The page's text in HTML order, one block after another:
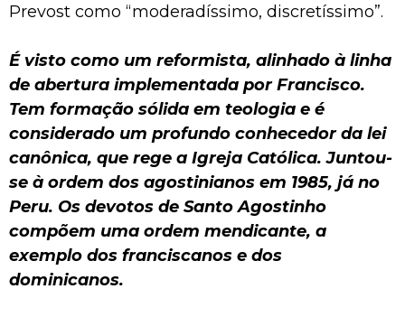
Prevost como “moderadíssimo, discretíssimo”.
É visto como um reformista, alinhado à linha
de abertura implementada por Francisco.
Tem formação sólida em teologia e é
considerado um profundo conhecedor da lei
canônica, que rege a Igreja Católica. Juntou-
se à ordem dos agostinianos em 1985, já no
Peru. Os devotos de Santo Agostinho
compõem uma ordem mendicante, a
exemplo dos franciscanos e dos
dominicanos.